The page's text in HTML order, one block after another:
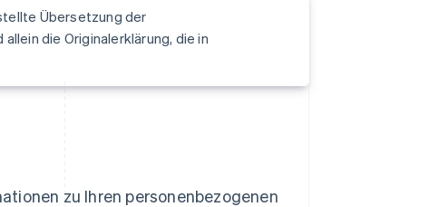
Übersetzung der
die Originalerklärung, die in
zu Ihren personenbezogenen